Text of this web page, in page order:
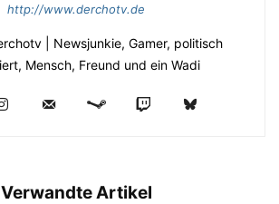
http://www.derchotv.de
| Newsjunkie, Gamer, politisch
Mensch, Freund und ein Wadi
Verwandte Artikel